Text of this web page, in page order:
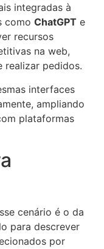
integradas à
comoChatGPT e
recursos
na web,
realizar pedidos.
interfaces
ampliando
plataformas
cenário é o da
para descrever
por